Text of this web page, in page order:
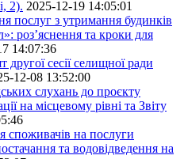
2). 2025-12-19 14:05:01
послуг з утримання будинків
роз’яснення та кроки для
14:07:36
другої сесії селищної ради
12-08 13:52:00
слухань до проєкту
на місцевому рівні та Звіту
споживачів на послуги
та водовідведення на